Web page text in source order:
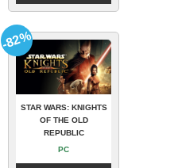
STAR WARS: KNIGHTS
OF THE OLD
REPUBLIC
PC
-82%